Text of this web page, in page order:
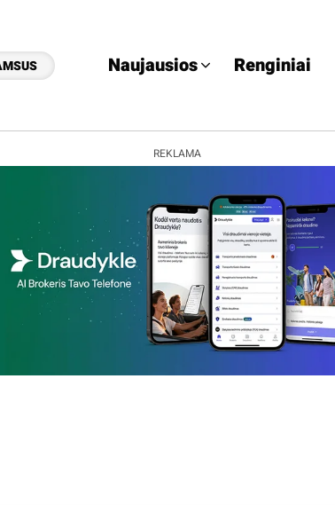
Naujausios Renginiai
REKLAMA